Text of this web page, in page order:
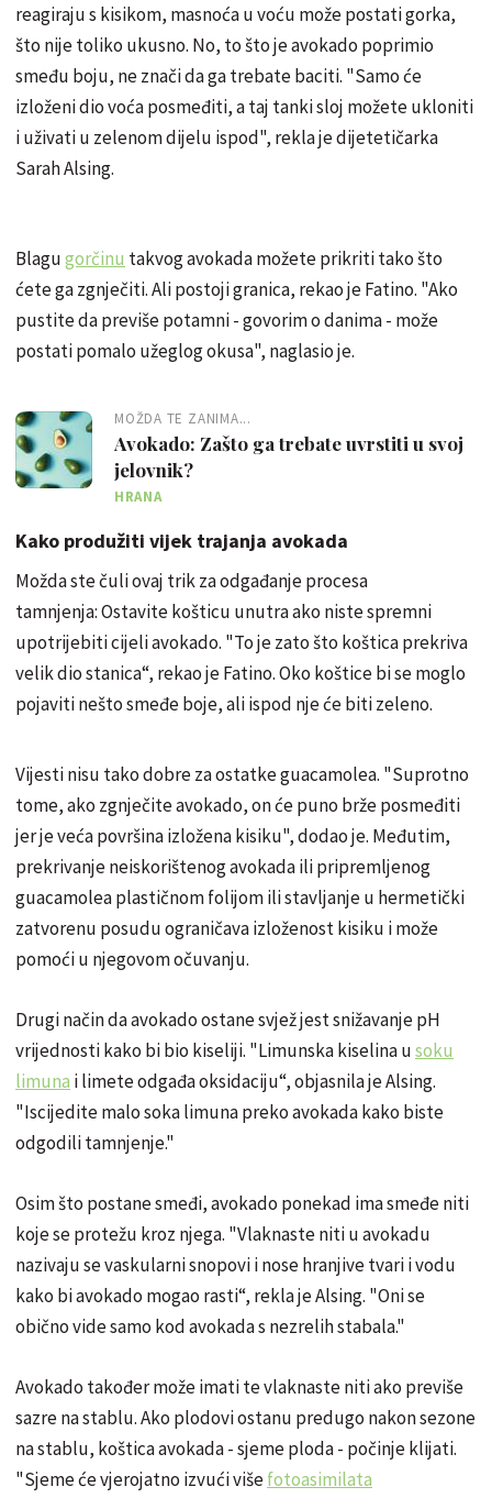
reagiraju s kisikom, masnoća u voću može postati gorka,
što nije toliko ukusno. No, to što je avokado poprimio
smeđu boju, ne znači da ga trebate baciti. "Samo će
izloženi dio voća posmeđiti, a taj tanki sloj možete ukloniti
i uživati ​​u zelenom dijelu ispod", rekla je dijetetičarka
Sarah Alsing.
Blagugorčinu takvog avokada možete prikriti tako što
ćete ga zgnječiti. Ali postoji granica, rekao je Fatino. "Ako
pustite da previše potamni - govorim o danima - može
postati pomalo užeglog okusa", naglasio je.
MOŽDA TE ZANIMA...
Avokado: Zašto ga trebate uvrstiti u svoj
jelovnik?
HRANA
Kako produžiti vijek trajanja avokada
Možda ste čuli ovaj trik za odgađanje procesa
tamnjenja: Ostavite košticu unutra ako niste spremni
upotrijebiti cijeli avokado. "To je zato što koštica prekriva
velik dio stanica“, rekao je Fatino. Oko koštice bi se moglo
pojaviti nešto smeđe boje, ali ispod nje će biti zeleno.
Vijesti nisu tako dobre za ostatke guacamolea. "Suprotno
tome, ako zgnječite avokado, on će puno brže posmeđiti
jer je veća površina izložena kisiku", dodao je. Međutim,
prekrivanje neiskorištenog avokada ili pripremljenog
guacamolea plastičnom folijom ili stavljanje u hermetički
zatvorenu posudu ograničava izloženost kisiku i može
pomoći u njegovom očuvanju.
Drugi način da avokado ostane svjež jest snižavanje pH
vrijednosti kako bi bio kiseliji. "Limunska kiselina usoku
limuna i limete odgađa oksidaciju“, objasnila je Alsing.
"Iscijedite malo soka limuna preko avokada kako biste
odgodili tamnjenje."
Osim što postane smeđi, avokado ponekad ima smeđe niti
koje se protežu kroz njega. "Vlaknaste niti u avokadu
nazivaju se vaskularni snopovi i nose hranjive tvari i vodu
kako bi avokado mogao rasti“, rekla je Alsing. "Oni se
obično vide samo kod avokada s nezrelih stabala."
Avokado također može imati te vlaknaste niti ako previše
sazre na stablu. Ako plodovi ostanu predugo nakon sezone
na stablu, koštica avokada - sjeme ploda - počinje klijati.
"Sjeme će vjerojatno izvući višefotoasimilata